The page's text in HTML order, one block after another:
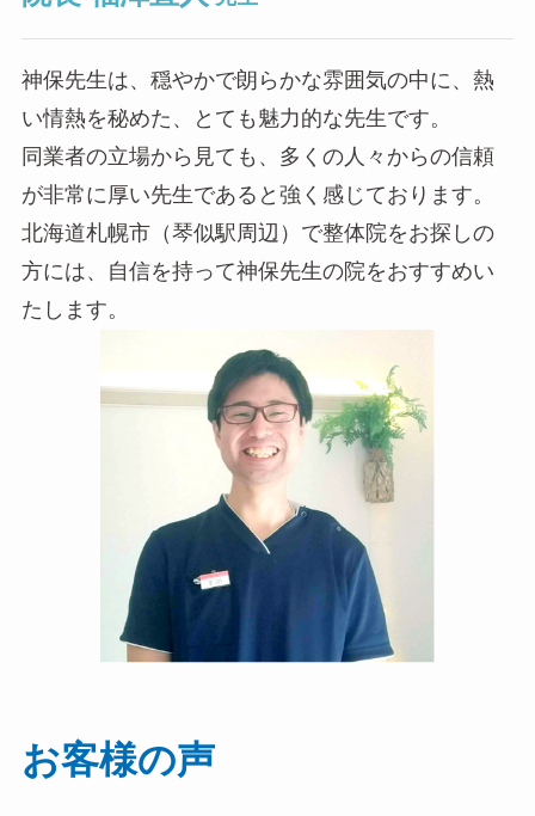
神保先生は、穏やかで朗らかな雰囲気の中に、熱
い情熱を秘めた、とても魅力的な先生です。
同業者の立場から見ても、多くの人々からの信頼
が非常に厚い先生であると強く感じております。
北海道札幌市（琴似駅周辺）で整体院をお探しの
方には、自信を持って神保先生の院をおすすめい
たします。
お客様の声